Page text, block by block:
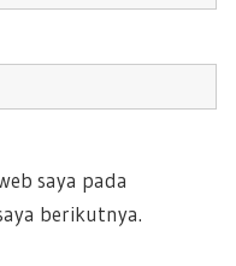
saya pada
berikutnya.